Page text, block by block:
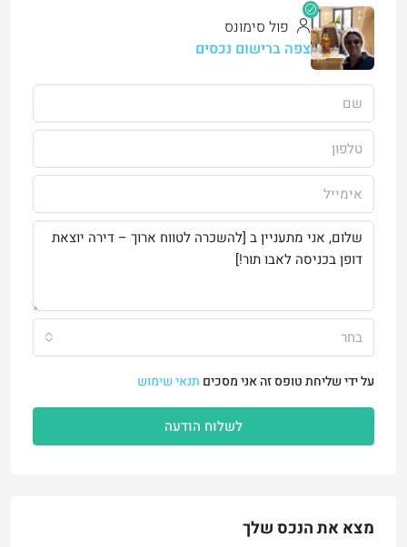
פול סימונס
צפה ברישום נכסים
בחר
על ידי שליחת טופס זה אני מסכים תנאי שימוש
לשלוח הודעה
מצא את הנכס שלך